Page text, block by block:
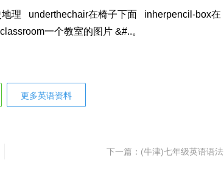
理 underthechair在椅子下面 inherpencil-box在
一个教室的图片 &#..。
更多英语资料
下一篇： (牛津)七年级英语语法